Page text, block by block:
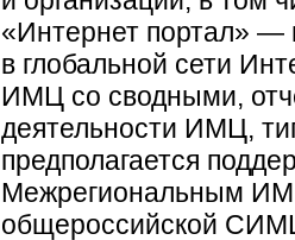
«Интернет портал» —
в глобальной сети
ИМЦ со сводными,
деятельности ИМЦ,
предполагается
Межрегиональным
общероссийской